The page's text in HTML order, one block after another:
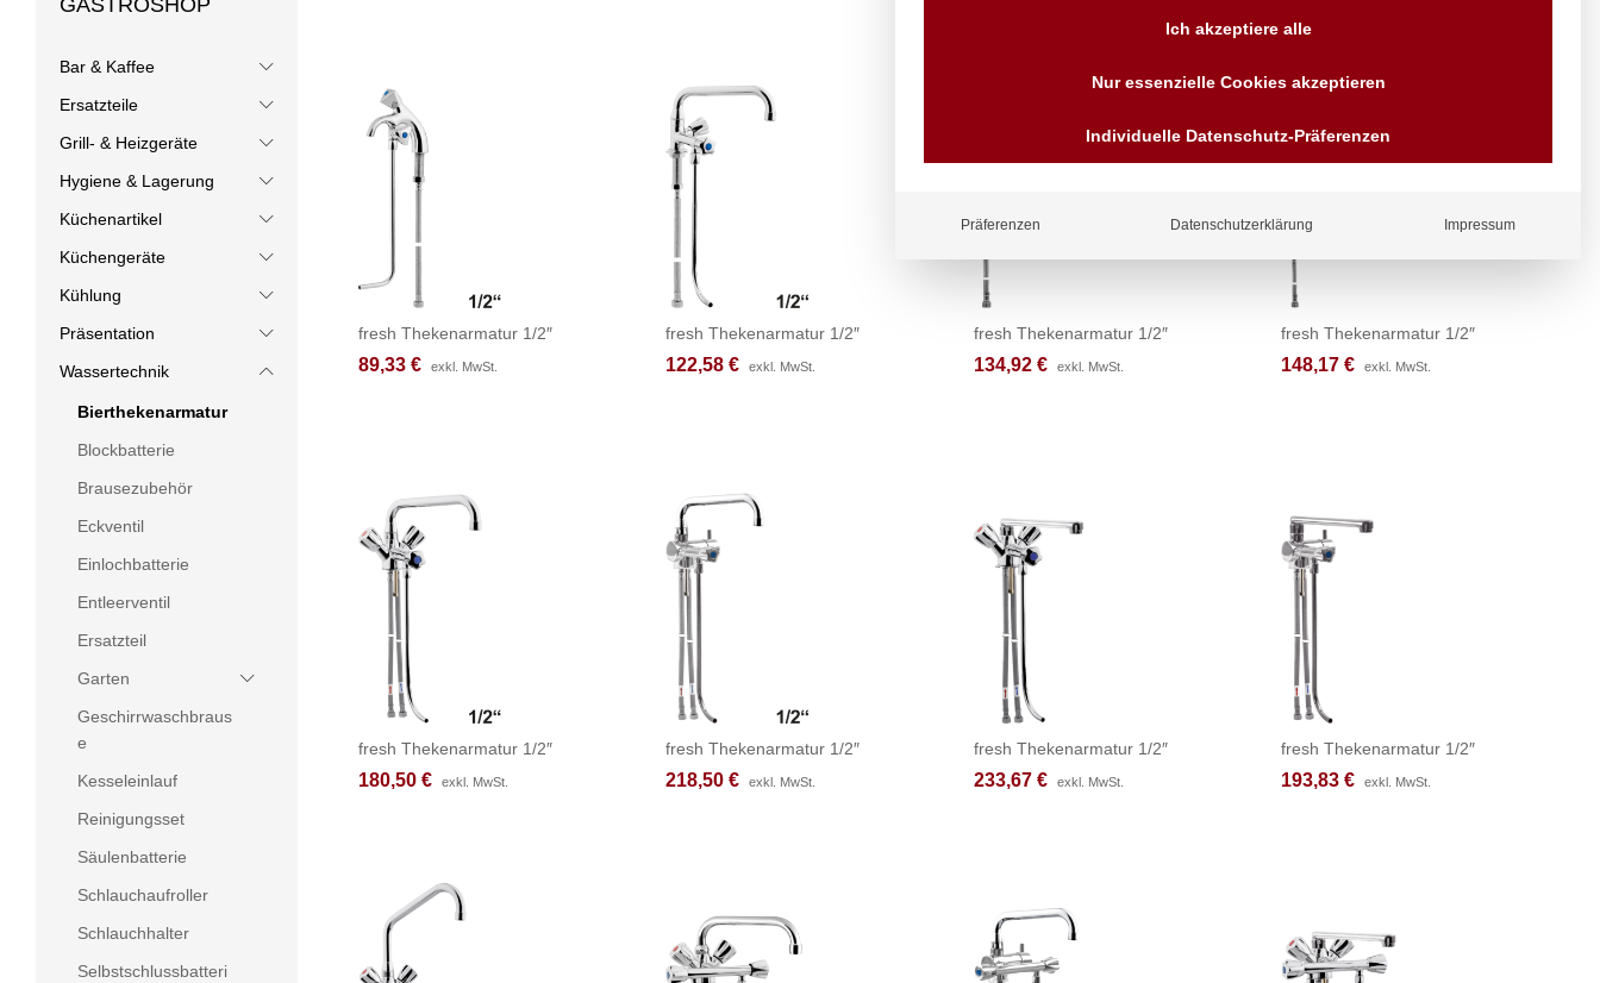
fresh Thekenarmatur 1/2″
89,33 € exkl. MwSt.
89,33 € exkl. MwSt.
fresh Thekenarmatur 1/2″
122,58€ exkl. MwSt.
122,58€ exkl. MwSt.
fresh Thekenarmatur 1/2″
134,92 € exkl. MwSt.
134,92 € exkl. MwSt.
fresh Thekenarmatur 1/2″
148,17€ exkl. MwSt.
148,17€ exkl. MwSt.
fresh Thekenarmatur 1/2″
180,50 € exkl. MwSt.
180,50 € exkl. MwSt.
fresh Thekenarmatur 1/2″
218,50€ exkl. MwSt.
218,50€ exkl. MwSt.
fresh Thekenarmatur 1/2″
233,67 € exkl. MwSt.
233,67 € exkl. MwSt.
fresh Thekenarmatur 1/2″
193,83€ exkl. MwSt.
193,83€ exkl. MwSt.
GASTROSHOP
Bar & Kaffee
Ersatzteile
Grill- & Heizgeräte
Hygiene & Lagerung
Küchenartikel
Küchengeräte
Kühlung
Präsentation
Wassertechnik
Bierthekenarmatur
Blockbatterie
Brausezubehör
Eckventil
Einlochbatterie
Entleerventil
Ersatzteil
Garten
Geschirrwaschbraus
e
Kesseleinlauf
Reinigungsset
Säulenbatterie
Schlauchaufroller
Schlauchhalter
Selbstschlussbatteri
Ich akzeptiere alle
Nur essenzielle Cookies akzeptieren
Individuelle Datenschutz-Präferenzen
Präferenzen Datenschutzerklärung Impressum